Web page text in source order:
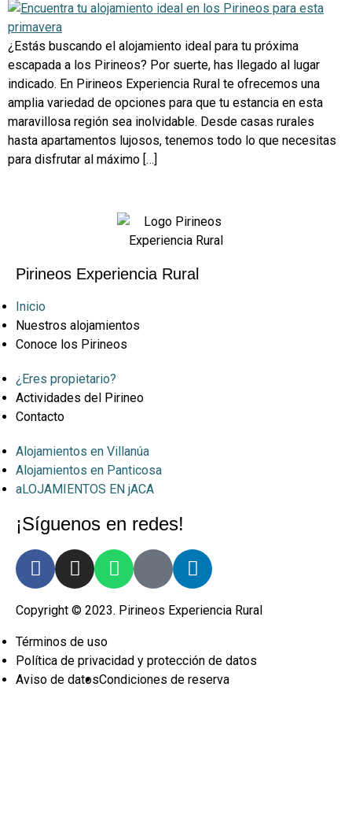
¿Estás buscando el alojamiento ideal para tu próxima
escapada a los Pirineos? Por suerte, has llegado al lugar
indicado. En Pirineos Experiencia Rural te ofrecemos una
amplia variedad de opciones para que tu estancia en esta
maravillosa región sea inolvidable. Desde casas rurales
hasta apartamentos lujosos, tenemos todo lo que necesitas
para disfrutar al máximo […]
Pirineos Experiencia Rural
Inicio
Nuestros alojamientos
Conoce los Pirineos
¿Eres propietario?
Actividades del Pirineo
Contacto
Alojamientos en Villanúa
Alojamientos en Panticosa
aLOJAMIENTOS EN jACA
¡Síguenos en redes!
Copyright © 2023. Pirineos Experiencia Rural
Términos de uso
Política de privacidad y protección de datos
Aviso de datosCondiciones de reserva